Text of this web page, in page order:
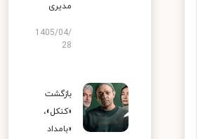
مدیری
1405/04/
28
بازگشت
«کنکل»،
«بامداد